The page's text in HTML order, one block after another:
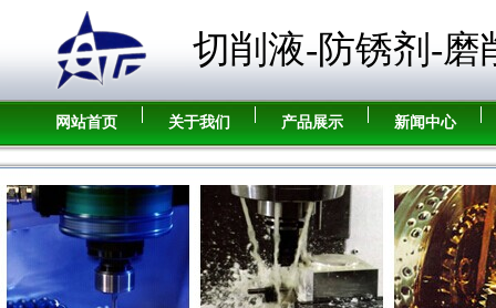
切削液-防锈剂-磨
网站首页 关于我们 产品展示 新闻中心